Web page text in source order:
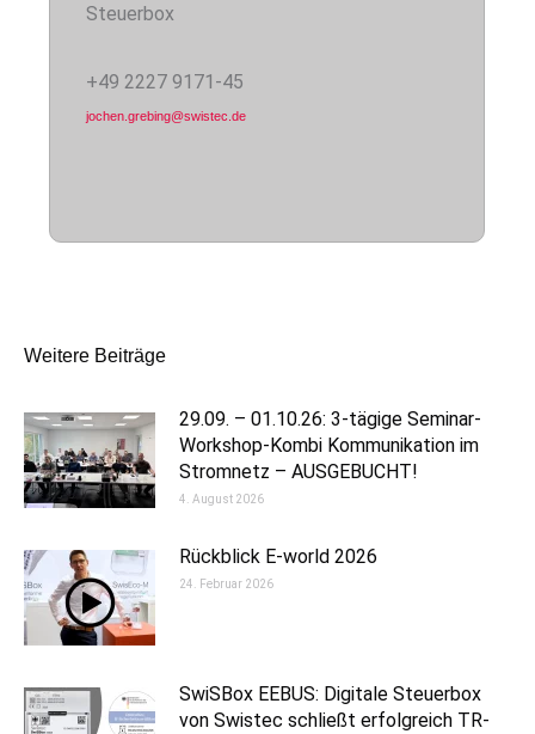
Steuerbox
+49 2227 9171-45
Kommentarnavigation
Weitere Beiträge
29.09. – 01.10.26: 3-tägige Seminar-
Workshop-Kombi Kommunikation im
Stromnetz – AUSGEBUCHT!
4. August 2026
Rückblick E-world 2026
24. Februar 2026
SwiSBox EEBUS: Digitale Steuerbox
von Swistec schließt erfolgreich TR-